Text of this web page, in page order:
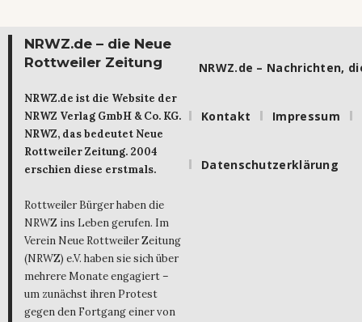
NRWZ.de – die Neue
Rottweiler Zeitung
NRWZ.de ist die Website der
NRWZ Verlag GmbH & Co. KG.
NRWZ, das bedeutet Neue
Rottweiler Zeitung. 2004
erschien diese erstmals.
Rottweiler Bürger haben die
NRWZ ins Leben gerufen. Im
Verein Neue Rottweiler Zeitung
(NRWZ) e.V. haben sie sich über
mehrere Monate engagiert –
um zunächst ihren Protest
gegen den Fortgang einer von
NRWZ.de – Nachrichten,
Kontakt Impressum
Datenschutzerklärung